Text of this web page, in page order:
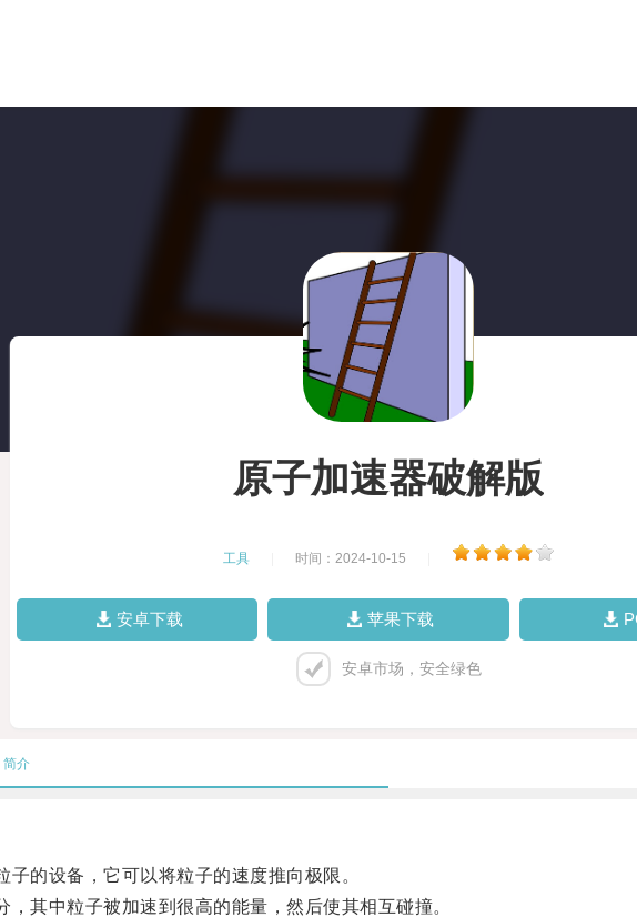
原子加速器破解版
工具 时间：2024-10-15
安卓下载 苹果下载
安卓市场，安全绿色
简介
的设备，它可以将粒子的速度推向极限。
其中粒子被加速到很高的能量，然后使其相互碰撞。